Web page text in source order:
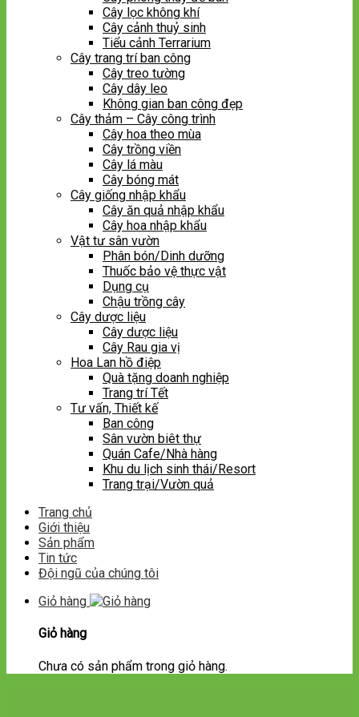
Cây lọc không khí
Cây cảnh thuỷ sinh
Tiểu cảnh Terrarium
Cây trang trí ban công
Cây treo tường
Cây dây leo
Không gian ban công đẹp
Cây thảm – Cây công trình
Cây hoa theo mùa
Cây trồng viền
Cây lá màu
Cây bóng mát
Cây giống nhập khẩu
Cây ăn quả nhập khẩu
Cây hoa nhập khẩu
Vật tư sân vườn
Phân bón/Dinh dưỡng
Thuốc bảo vệ thực vật
Dụng cụ
Chậu trồng cây
Cây dược liệu
Cây dược liệu
Cây Rau gia vị
Hoa Lan hồ điệp
Quà tặng doanh nghiệp
Trang trí Tết
Tư vấn, Thiết kế
Ban công
Sân vườn biêt thự
Quán Cafe/Nhà hàng
Khu du lịch sinh thái/Resort
Trang trại/Vườn quả
Trang chủ
Giới thiệu
Sản phẩm
Tin tức
Đội ngũ của chúng tôi
Giỏ hàng
Giỏ hàng
Chưa có sản phẩm trong giỏ hàng.